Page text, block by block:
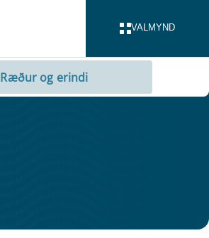
VALMYND
Ræður og erindi